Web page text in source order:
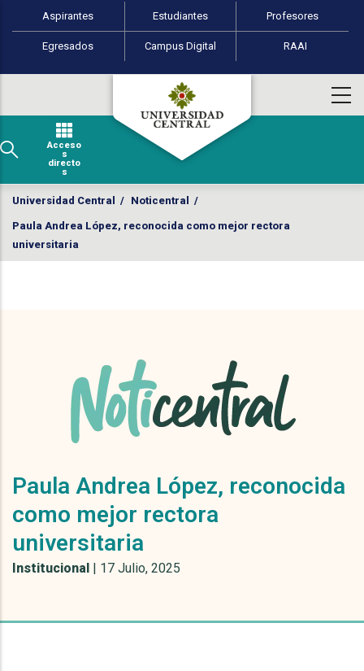
Pasar al contenido principal
Perfiles de usuario
Aspirantes Estudiantes Profesores
Egresados Campus Digital RAAI
Acceso
s
directo
s
Universidad Central / Noticentral /
Paula Andrea López, reconocida como mejor rectora
universitaria
Paula Andrea López, reconocida
como mejor rectora
universitaria
Institucional | 17 Julio, 2025